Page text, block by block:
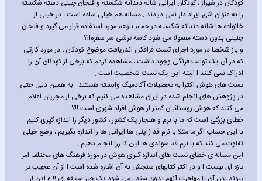
کودکان در شیراز ، کودکان ایرانی شانه دندانه شکسته و فنجان چینی دسته شکسته
را به عنوان شئ ایراد دار نمی دیدند . مساله هم خیلی ساده است ، در خیلی از
خانواده ها شانه دندانه شکسته در حمام بازهم مورد استفاده قرار می گیرد و فنجان
چنینی بدون دسته معمولا می شود کاسه ترشی سر سفره!!؟
و باز شخصا در مورد اجرای تست فرافکن اندریافت موضوع کودکان ، در مورد کارتی
که در آن یک توالت فرنگی وجود داشت ، مشاهده کردم که برخی از کودکان آن را
ادراک نمی کنند ! البته این یک تست شخصیت است .
تست های هوش اکثرا به تحصیلات آکادمیک وابسته هستند . به همین دلیل حتی
در پژوهش های انجام شده در ایران مشاهده می کنیم که برخی از مجریان اعلام
می کنند که هوش روستائیان کمتر از هوش افراد شهری است !!؟
خطای بزرگی است که ما با نرم و هنجار یک کشور ، کشور دیگر را اندازه گیری کنیم .
با این حساب اگر ما مثلا با نرم قد ژاپنی ها ایرانی ها را اندازه بگیریم ، وضع خیلی
تفاوت می کند که با نرم قد سوئدی ها این کا ررا انجام دهیم .
این مساله ی خطای تست های اندازه گیری هوش در مورد فرهنگ های مختلف امر
تازه ای نیست ! و در اکثر کتابهای سنجش به آن اشاره شده است ! از آن عجیب تر